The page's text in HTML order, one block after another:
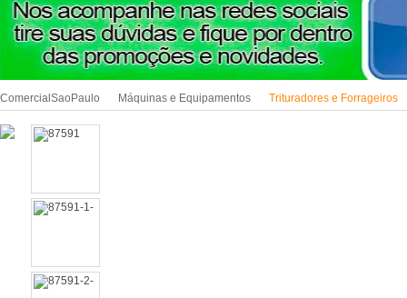
ComercialSaoPaulo Máquinas e Equipamentos Trituradores e Forrageiros